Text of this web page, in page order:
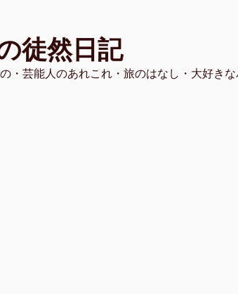
徒然日記
・芸能人のあれこれ・旅のはなし・大好き